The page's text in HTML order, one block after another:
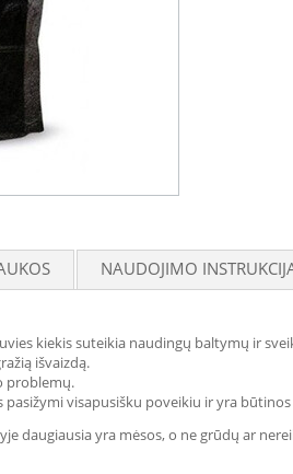
NAUDOJIMO
kiekis suteikia naudingų baltymų ir
išvaizdą.
problemų.
visapusišku poveikiu ir yra
daugiausia yra mėsos, o ne grūdų ar